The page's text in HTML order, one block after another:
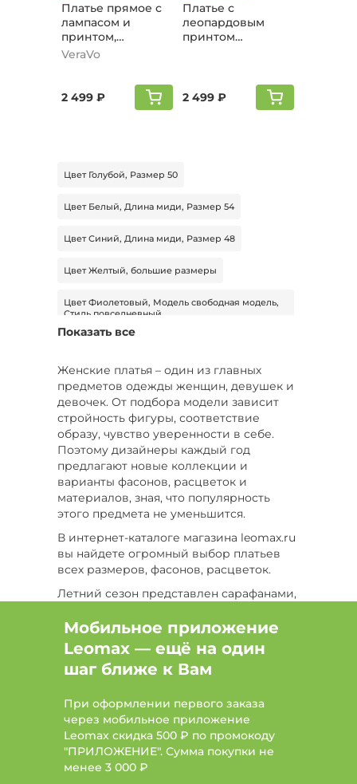
Платье прямое с
лампасом и
принтом,
сиреневый
VeraVo
2 499 ₽
Платье с
леопардовым
принтом
2 499 ₽
Цвет Голубой, Размер 50
Цвет Белый, Длина миди, Размер 54
Цвет Синий, Длина миди, Размер 48
Цвет Желтый, большие размеры
Цвет Фиолетовый, Модель свободная модель,
Стиль повседневный
Цвет Желтый, Сезон Лето, Размер 58
Цвет Мультиколор, Длина миди
Цвет Синий, большие размеры
Цвет Фиолетовый, Длина макси, Размер 56
Цвет Красный, Длина макси
Цвет Бежевый, Длина миди, Размер 54-56
Цвет Желтый, Сезон Лето, Размер 50-52
Цвет Белый, Сезон Все, Размер 44
Длина мини, Сезон Лето, Размер 50
Цвет Бордовый, Длина макси, Размер 46
Цвет Голубой, Стиль платье-рубашка, Сезон
Лето
Цвет Голубой, Сезон Все, Размер 52
Показать все
Женские платья – один из главных
предметов одежды женщин, девушек и
девочек. От подбора модели зависит
стройность фигуры, соответствие
образу, чувство уверенности в себе.
Поэтому дизайнеры каждый год
предлагают новые коллекции и
варианты фасонов, расцветок и
материалов, зная, что популярность
этого предмета не уменьшится.
В интернет-каталоге магазина leomax.ru
вы найдете огромный выбор платьев
всех размеров, фасонов, расцветок.
Летний сезон представлен сарафанами,
расклешенным свободным фасоном или
длиной в пол. Молодым женщинам
понравятся платья классического
фасона в ретро стиле с аккуратными
тонким поясом. Дамы постарше оценят
женские платья длиной до колена, без
рукавов, с широким поясом или модели
свободного кроя в стиле бохо.
Мобильное приложение
Leomax — ещё на один
шаг ближе к Вам
При оформлении первого заказа
через мобильное приложение
Leomax скидка 500 ₽ по промокоду
"ПРИЛОЖЕНИЕ". Сумма покупки не
менее 3 000 ₽